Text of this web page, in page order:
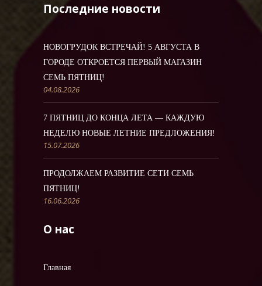
Последние новости
НОВОГРУДОК ВСТРЕЧАЙ! 5 АВГУСТА В
ГОРОДЕ ОТКРОЕТСЯ ПЕРВЫЙ МАГАЗИН
СЕМЬ ПЯТНИЦ!
04.08.2026
7 ПЯТНИЦ ДО КОНЦА ЛЕТА — КАЖДУЮ
НЕДЕЛЮ НОВЫЕ ЛЕТНИЕ ПРЕДЛОЖЕНИЯ!
15.07.2026
ПРОДОЛЖАЕМ РАЗВИТИЕ СЕТИ СЕМЬ
ПЯТНИЦ!
16.06.2026
О нас
Главная